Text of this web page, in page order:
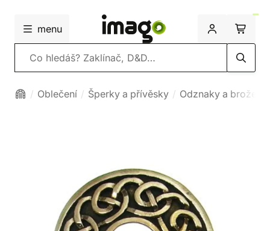
menu
Vyhledávání
Oblečení Šperky a přívěsky Odznaky a brože